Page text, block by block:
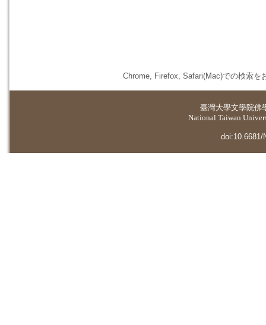
Chrome, Firefox, Safari(Mac)での検索を
臺灣大學文學院佛
National Taiwan
doi:10.6681/